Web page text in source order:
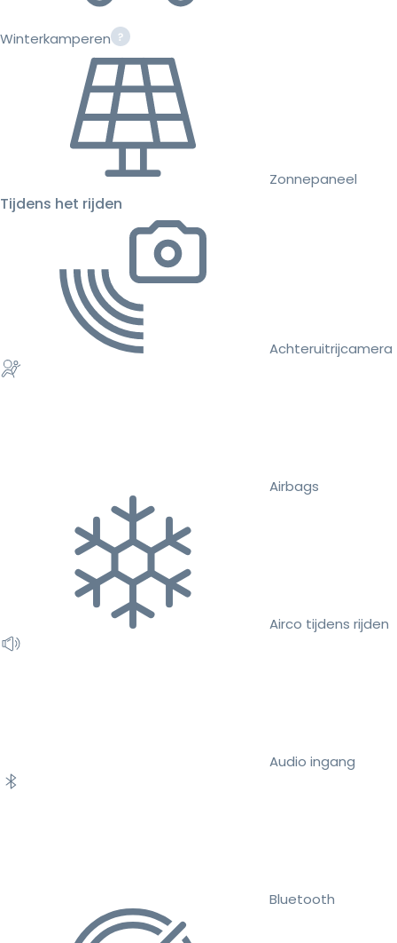
Winterkamperen
Zonnepaneel
Tijdens het rijden
Achteruitrijcamera
Airbags
Airco tijdens rijden
Audio ingang
Bluetooth